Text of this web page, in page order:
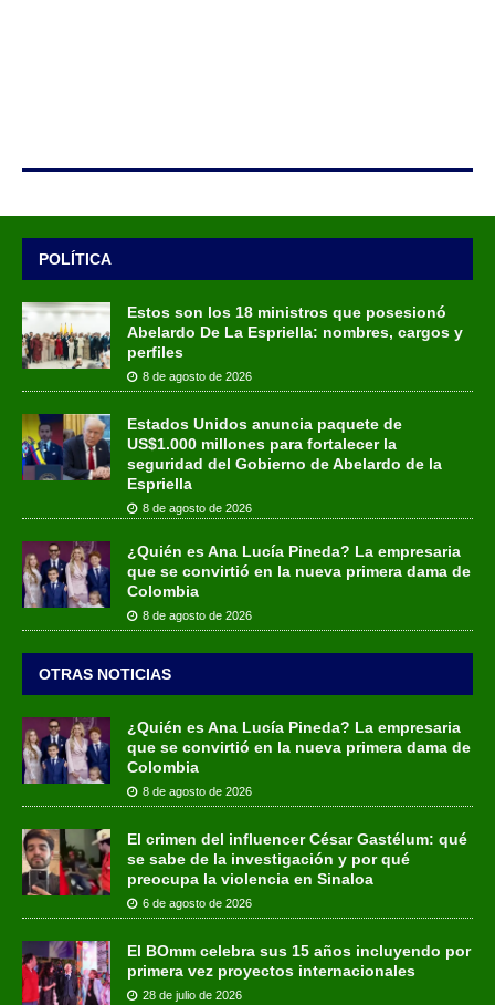
POLÍTICA
Estos son los 18 ministros que posesionó
Abelardo De La Espriella: nombres, cargos y
perfiles
8 de agosto de 2026
Estados Unidos anuncia paquete de
US$1.000 millones para fortalecer la
seguridad del Gobierno de Abelardo de la
Espriella
8 de agosto de 2026
¿Quién es Ana Lucía Pineda? La empresaria
que se convirtió en la nueva primera dama de
Colombia
8 de agosto de 2026
OTRAS NOTICIAS
¿Quién es Ana Lucía Pineda? La empresaria
que se convirtió en la nueva primera dama de
Colombia
8 de agosto de 2026
El crimen del influencer César Gastélum: qué
se sabe de la investigación y por qué
preocupa la violencia en Sinaloa
6 de agosto de 2026
El BOmm celebra sus 15 años incluyendo por
primera vez proyectos internacionales
28 de julio de 2026